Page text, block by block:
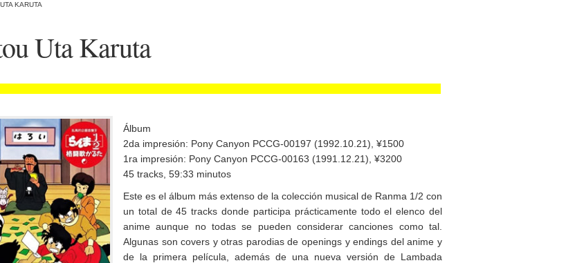
KARUTA
Uta Karuta
Álbum
2da impresión: Pony Canyon PCCG-00197 (1992.10.21), ¥1500
1ra impresión: Pony Canyon PCCG-00163 (1991.12.21), ¥3200
45 tracks, 59:33 minutos
Este es el álbum más extenso de la colección musical de Ranma 1/2 con
un total de 45 tracks donde participa prácticamente todo el elenco del
anime aunque no todas se pueden considerar canciones como tal.
Algunas son covers y otras parodias de openings y endings del anime y
de la primera película, además de una nueva versión de Lambada